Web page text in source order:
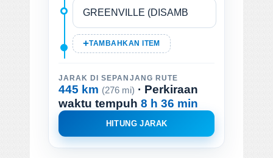
TAMBAHKAN ITEM
JARAK DI SEPANJANG RUTE
445 km (276 mi) · Perkiraan
waktu tempuh 8 h 36 min
HITUNG JARAK